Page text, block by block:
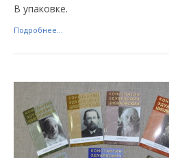
В упаковке.
Подробнее...